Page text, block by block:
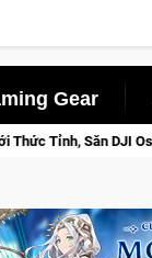
Gear
3 Ngay Hôm Nay